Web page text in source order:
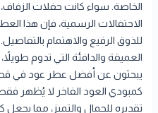
الخاصة. سواء كانت حفلات الزفاف،
الاحتفالات الرسمية، فإن هذا
للذوق الرفيع والاهتمام
العميقة والدافئة التي تدوم
يبحثون عن أفضل عطر عود في
كمبودي العود الفاخر لا يُظهر
تقديره للجمال والتميز، مما